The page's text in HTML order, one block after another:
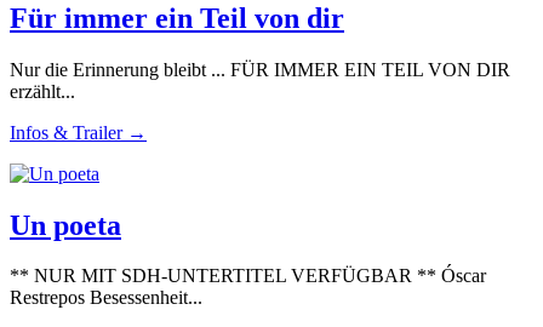
Für immer ein Teil von dir
Nur die Erinnerung bleibt ... FÜR IMMER EIN TEIL VON DIR
erzählt...
Infos & Trailer →
Un poeta
** NUR MIT SDH-UNTERTITEL VERFÜGBAR ** Óscar
Restrepos Besessenheit...